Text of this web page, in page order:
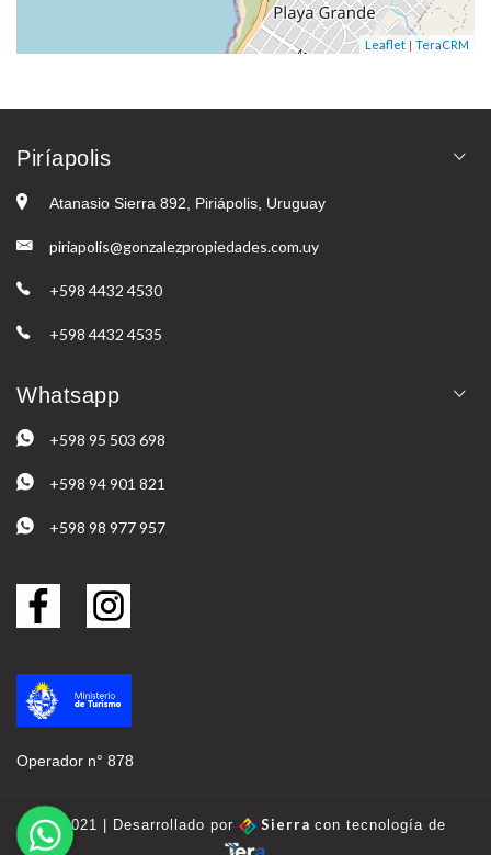
Leaflet | TeraCRM
Piríapolis
Atanasio Sierra 892, Piriápolis, Uruguay
piriapolis@gonzalezpropiedades.com.uy
+598 4432 4530
+598 4432 4535
Whatsapp
+598 95 503 698
+598 94 901 821
+598 98 977 957
Operador n° 878
© 2021 | Desarrollado por Sierra con tecnología de